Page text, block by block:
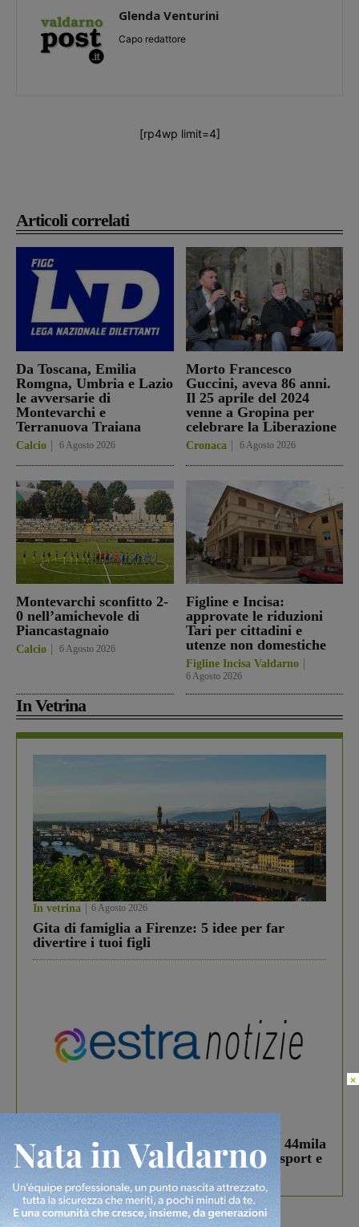
Articoli correlati
Da Toscana, Emilia
Romgna, Umbria e Lazio
le avversarie di
Montevarchi e
Terranuova Traiana
Calcio 6 Agosto 2026
Morto Francesco
Guccini, aveva 86 anni.
Il 25 aprile del 2024
venne a Gropina per
celebrare la Liberazione
Cronaca 6 Agosto 2026
Montevarchi sconfitto 2-
0 nell’amichevole di
Piancastagnaio
Calcio 6 Agosto 2026
Figline e Incisa:
approvate le riduzioni
Tari per cittadini e
utenze non domestiche
Figline Incisa Valdarno
6 Agosto 2026
In Vetrina
In vetrina 6 Agosto 2026
Gita di famiglia a Firenze: 5 idee per far
divertire i tuoi figli
Estra Notizie agosto: Smart Cities, oltre 44mila
studenti coinvolti, torna il bando per lo sport e
debutta il podcast Estrair
Glenda Venturini
Capo redattore
[rp4wp limit=4]
×